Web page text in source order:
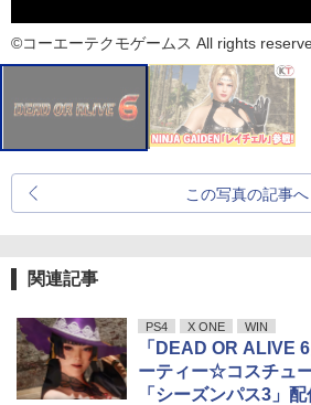
©コーエーテクモゲームス All rights
この写真の記事へ
関連記事
PS4 X ONE WIN
「DEAD OR ALIVE
ーティー☆コスチュ
「シーズンパス3」